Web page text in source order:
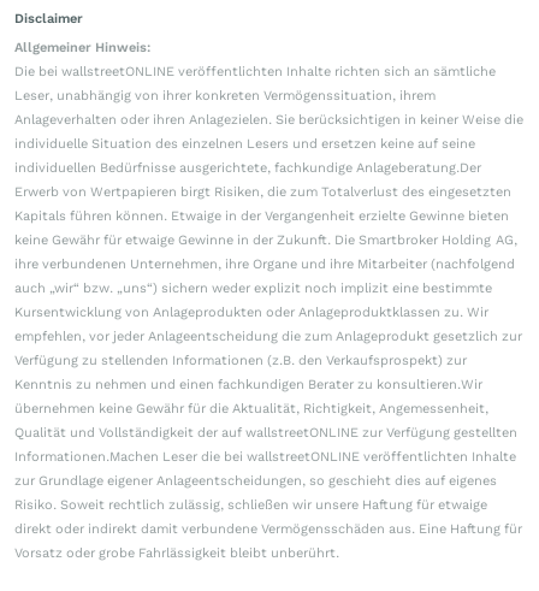
Disclaimer
Allgemeiner Hinweis:
Die bei wallstreetONLINE veröffentlichten Inhalte richten sich an sämtliche
Leser, unabhängig von ihrer konkreten Vermögenssituation, ihrem
Anlageverhalten oder ihren Anlagezielen. Sie berücksichtigen in keiner Weise die
individuelle Situation des einzelnen Lesers und ersetzen keine auf seine
individuellen Bedürfnisse ausgerichtete, fachkundige Anlageberatung.Der
Erwerb von Wertpapieren birgt Risiken, die zum Totalverlust des eingesetzten
Kapitals führen können. Etwaige in der Vergangenheit erzielte Gewinne bieten
keine Gewähr für etwaige Gewinne in der Zukunft. Die Smartbroker Holding AG,
ihre verbundenen Unternehmen, ihre Organe und ihre Mitarbeiter (nachfolgend
auch „wir“ bzw. „uns“) sichern weder explizit noch implizit eine bestimmte
Kursentwicklung von Anlageprodukten oder Anlageproduktklassen zu. Wir
empfehlen, vor jeder Anlageentscheidung die zum Anlageprodukt gesetzlich zur
Verfügung zu stellenden Informationen (z.B. den Verkaufsprospekt) zur
Kenntnis zu nehmen und einen fachkundigen Berater zu konsultieren.Wir
übernehmen keine Gewähr für die Aktualität, Richtigkeit, Angemessenheit,
Qualität und Vollständigkeit der auf wallstreetONLINE zur Verfügung gestellten
Informationen.Machen Leser die bei wallstreetONLINE veröffentlichten Inhalte
zur Grundlage eigener Anlageentscheidungen, so geschieht dies auf eigenes
Risiko. Soweit rechtlich zulässig, schließen wir unsere Haftung für etwaige
direkt oder indirekt damit verbundene Vermögensschäden aus. Eine Haftung für
Vorsatz oder grobe Fahrlässigkeit bleibt unberührt.